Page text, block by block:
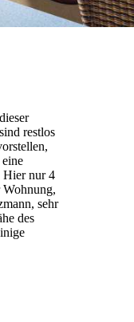
restlos
eine
Hier nur 4
sehr
des